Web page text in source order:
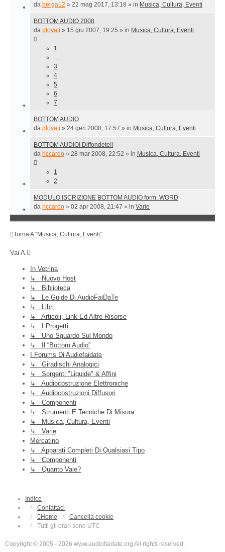
da berga12 » 22 mag 2017, 13:18 » in Musica, Cultura, Eventi
BOTTOM AUDIO 2008
da plovati » 15 giu 2007, 19:25 » in Musica, Cultura, Eventi
1
3
4
5
6
7
BOTTOM AUDIO
da plovati » 24 gen 2008, 17:57 » in Musica, Cultura, Eventi
BOTTOM AUDIO! Diffondete!!
da riccardo » 28 mar 2008, 22:52 » in Musica, Cultura, Eventi
1
2
MODULO ISCRIZIONE BOTTOM AUDIO form. WORD
da riccardo » 02 apr 2008, 21:47 » in Varie
Torna A “Musica, Cultura, Eventi”
Vai A
In Vetrina
↳ Nuovo Host
↳ Biblioteca
↳ Le Guide Di AudioFaiDaTe
↳ Libri
↳ Articoli, Link Ed Altre Risorse
↳ I Progetti
↳ Uno Sguardo Sul Mondo
↳ Il “Bottom Audio”
I Forums Di Audiofaidate
↳ Giradischi Analogici
↳ Sorgenti "liquide" & Affini
↳ Audiocostruzione Elettroniche
↳ Audiocostruzioni Diffusori
↳ Componenti
↳ Strumenti E Tecniche Di Misura
↳ Musica, Cultura, Eventi
↳ Varie
Mercatino
↳ Apparati Completi Di Qualsiasi Tipo
↳ Componenti
↳ Quanto Vale?
Indice
Contattaci
Home
Cancella cookie
Tutti gli orari sono UTC
Copyright © 2005 - 2026 www.audiofaidate.org All rights reserved.